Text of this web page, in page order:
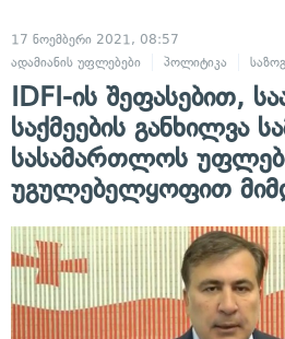
17 ნოემბერი 2021, 08:57
ადამიანის უფლებები
პოლიტიკა
IDFI-ის შეფასებით,
საქმეების განხილვა
სასამართლოს
უგულებელყოფით